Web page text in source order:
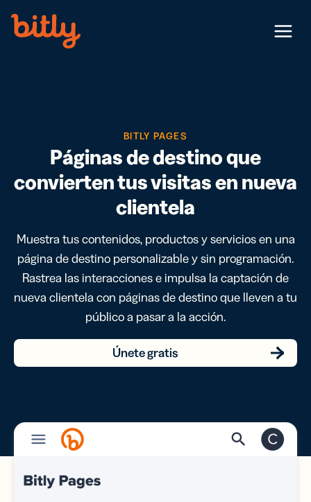
Menu
BITLY PAGES
Páginas de destino que
convierten tus visitas en nueva
clientela
Muestra tus contenidos, productos y servicios en una
página de destino personalizable y sin programación.
Rastrea las interacciones e impulsa la captación de
nueva clientela con páginas de destino que lleven a tu
público a pasar a la acción.
Únete gratis